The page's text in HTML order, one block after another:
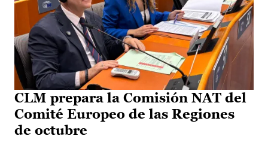
CLM prepara la Comisión NAT del
Comité Europeo de las Regiones
de octubre